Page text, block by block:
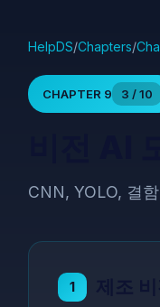
HelpDS/Chapters/
CHAPTER 9 3 / 10
CNN, YOLO, 결
1